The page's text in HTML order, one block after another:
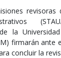
revisoras
la
firmarán ante
concluir la